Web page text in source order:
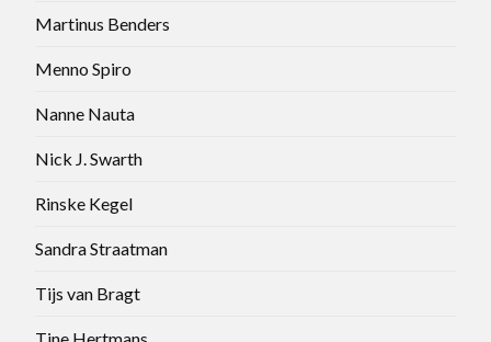
Martinus Benders
Menno Spiro
Nanne Nauta
Nick J. Swarth
Rinske Kegel
Sandra Straatman
Tijs van Bragt